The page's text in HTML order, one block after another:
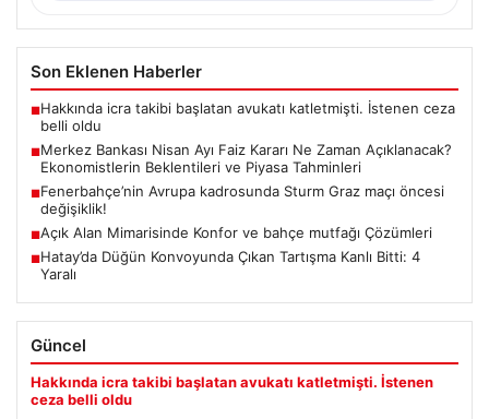
Son Eklenen Haberler
■Hakkında icra takibi başlatan avukatı katletmişti. İstenen ceza
belli oldu
■Merkez Bankası Nisan Ayı Faiz Kararı Ne Zaman Açıklanacak?
Ekonomistlerin Beklentileri ve Piyasa Tahminleri
■Fenerbahçe’nin Avrupa kadrosunda Sturm Graz maçı öncesi
değişiklik!
■Açık Alan Mimarisinde Konfor ve bahçe mutfağı Çözümleri
■Hatay’da Düğün Konvoyunda Çıkan Tartışma Kanlı Bitti: 4
Yaralı
Güncel
Hakkında icra takibi başlatan avukatı katletmişti. İstenen
ceza belli oldu